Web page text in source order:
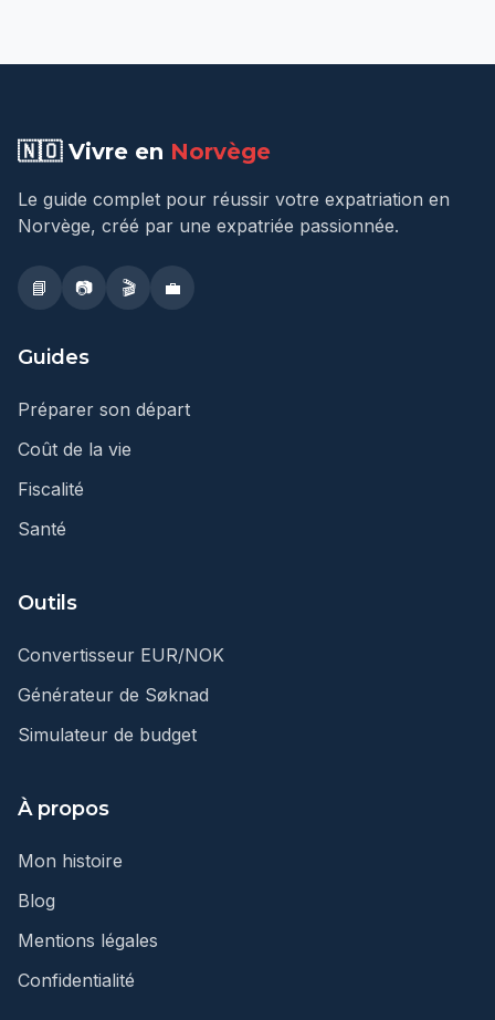
🇳🇴 Vivre en Norvège
Le guide complet pour réussir votre expatriation en
Norvège, créé par une expatriée passionnée.
📘 📷 🎬 💼
Guides
Préparer son départ
Coût de la vie
Fiscalité
Santé
Outils
Convertisseur EUR/NOK
Générateur de Søknad
Simulateur de budget
À propos
Mon histoire
Blog
Mentions légales
Confidentialité